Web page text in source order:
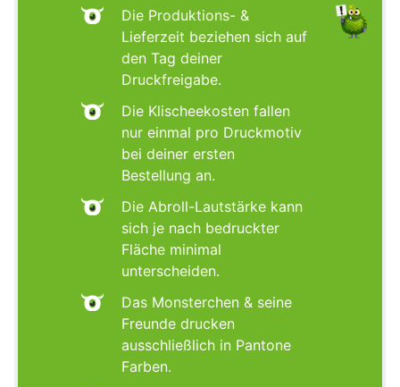
Die Produktions- &
Lieferzeit beziehen sich auf
den Tag deiner
Druckfreigabe.
Die Klischeekosten fallen
nur einmal pro Druckmotiv
bei deiner ersten
Bestellung an.
Die Abroll-Lautstärke kann
sich je nach bedruckter
Fläche minimal
unterscheiden.
Das Monsterchen & seine
Freunde drucken
ausschließlich in Pantone
Farben.